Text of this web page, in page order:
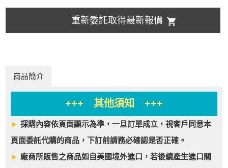
重新委託取得最新報價
商品簡介
+++ 其他須知 +++
►採購內容依頁面顯示為準，一旦訂單成立，視客戶同意本
頁面委託代購的商品，下訂前請務必確認是否正確。
► 廠商所販售之商品如自美國境外進口，若後續產生進口關